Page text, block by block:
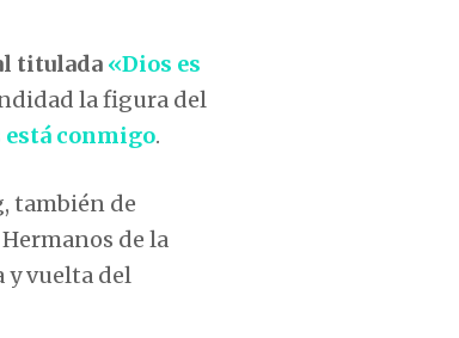
titulada «Dios es
la figura del
está conmigo.
también de
de la
y vuelta del